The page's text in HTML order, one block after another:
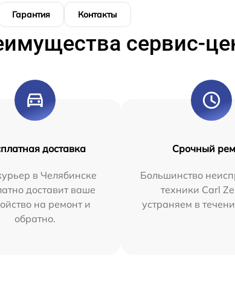
Гарантия Контакты
сервис-
доставка
в Челябинске
доставит ваше
на ремонт и
обратно.
Срочный
Большинство
техники Carl
устраняем в